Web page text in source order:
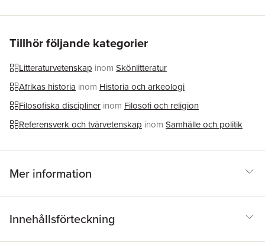
global events, including the #RhodesMustFall and
African objects in Western museums.Offering a clear and
accessible route into what can be a complex area, this book
shows the significance of Mbembe’s thought across literature,
history, postcolonial studies, gender studies, and critical theory.
ISBN
9780367192693
Tillhör följande kategorier
Litteraturvetenskap inom Skönlitteratur
Afrikas historia inom Historia och arkeologi
Filosofiska discipliner inom Filosofi och religion
Referensverk och tvärvetenskap inom Samhälle och politik
Mer information
Innehållsförteckning